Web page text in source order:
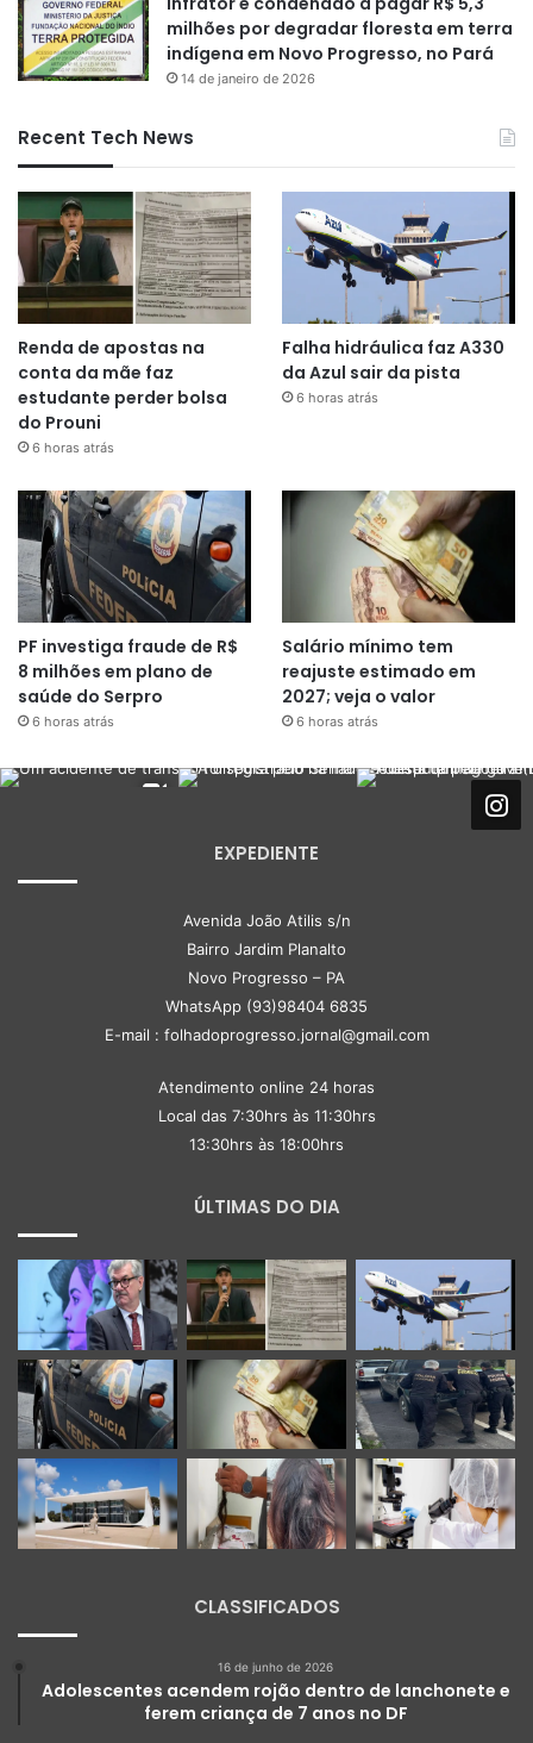
milhões por degradar floresta em terra
indígena em Novo Progresso, no Pará
14 de janeiro de 2026
Recent Tech News
Renda de apostas na
conta da mãe faz
estudante perder bolsa
do Prouni
6 horas atrás
Falha hidráulica faz A330
da Azul sair da pista
6 horas atrás
PF investiga fraude de R$
8 milhões em plano de
saúde do Serpro
6 horas atrás
Salário mínimo tem
reajuste estimado em
2027; veja o valor
6 horas atrás
EXPEDIENTE
Avenida João Atilis s/n
Bairro Jardim Planalto
Novo Progresso – PA
WhatsApp (93)98404 6835
E-mail : folhadoprogresso.jornal@gmail.com
Atendimento online 24 horas
Local das 7:30hrs às 11:30hrs
13:30hrs às 18:00hrs
ÚLTIMAS DO DIA
CLASSIFICADOS
16 de junho de 2026
Adolescentes acendem rojão dentro de lanchonete e
ferem criança de 7 anos no DF